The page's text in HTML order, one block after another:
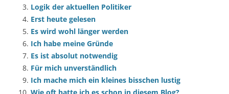
Logik der aktuellen Politiker
Erst heute gelesen
Es wird wohl länger werden
Ich habe meine Gründe
Es ist absolut notwendig
Für mich unverständlich
Ich mache mich ein kleines bisschen lustig